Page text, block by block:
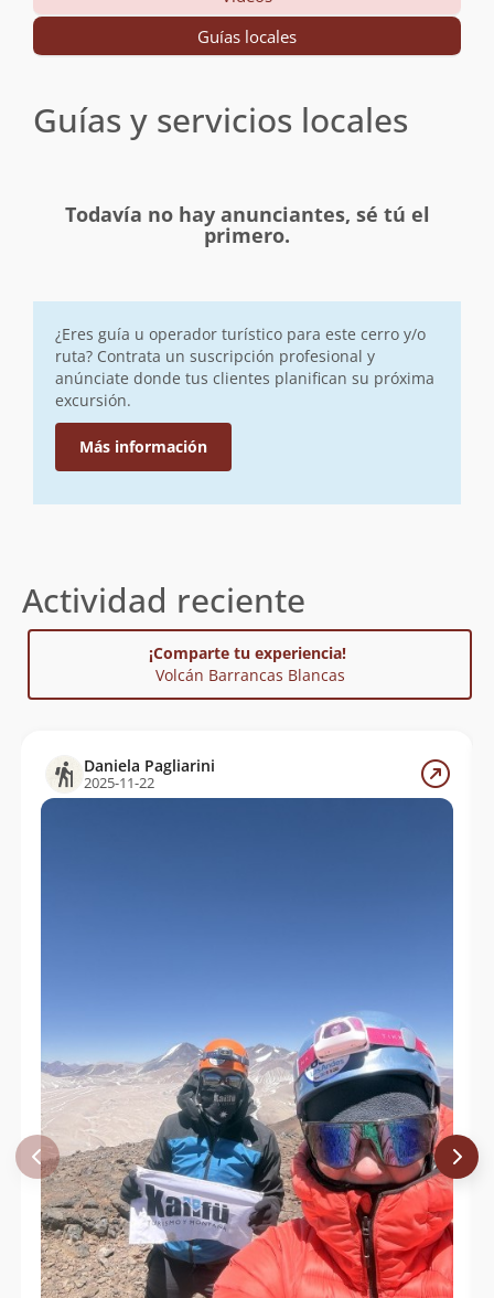
Guías locales
Guías y servicios locales
Todavía no hay anunciantes, sé tú el
primero.
¿Eres guía u operador turístico para este cerro y/o
ruta? Contrata un suscripción profesional y
anúnciate donde tus clientes planifican su próxima
excursión.
Más información
Actividad reciente
¡Comparte tu experiencia!
Volcán Barrancas Blancas
Daniela Pagliarini
2025-11-22